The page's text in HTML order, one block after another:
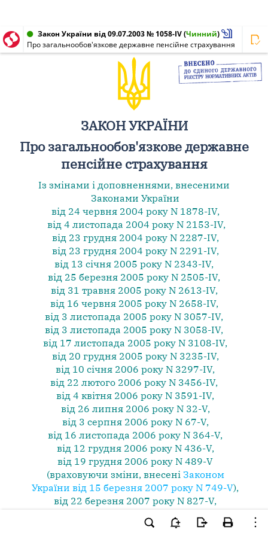
Закон України від 09.07.2003 № 1058-IV(Чинний)
Про загальнообов'язкове державне пенсійне страхування